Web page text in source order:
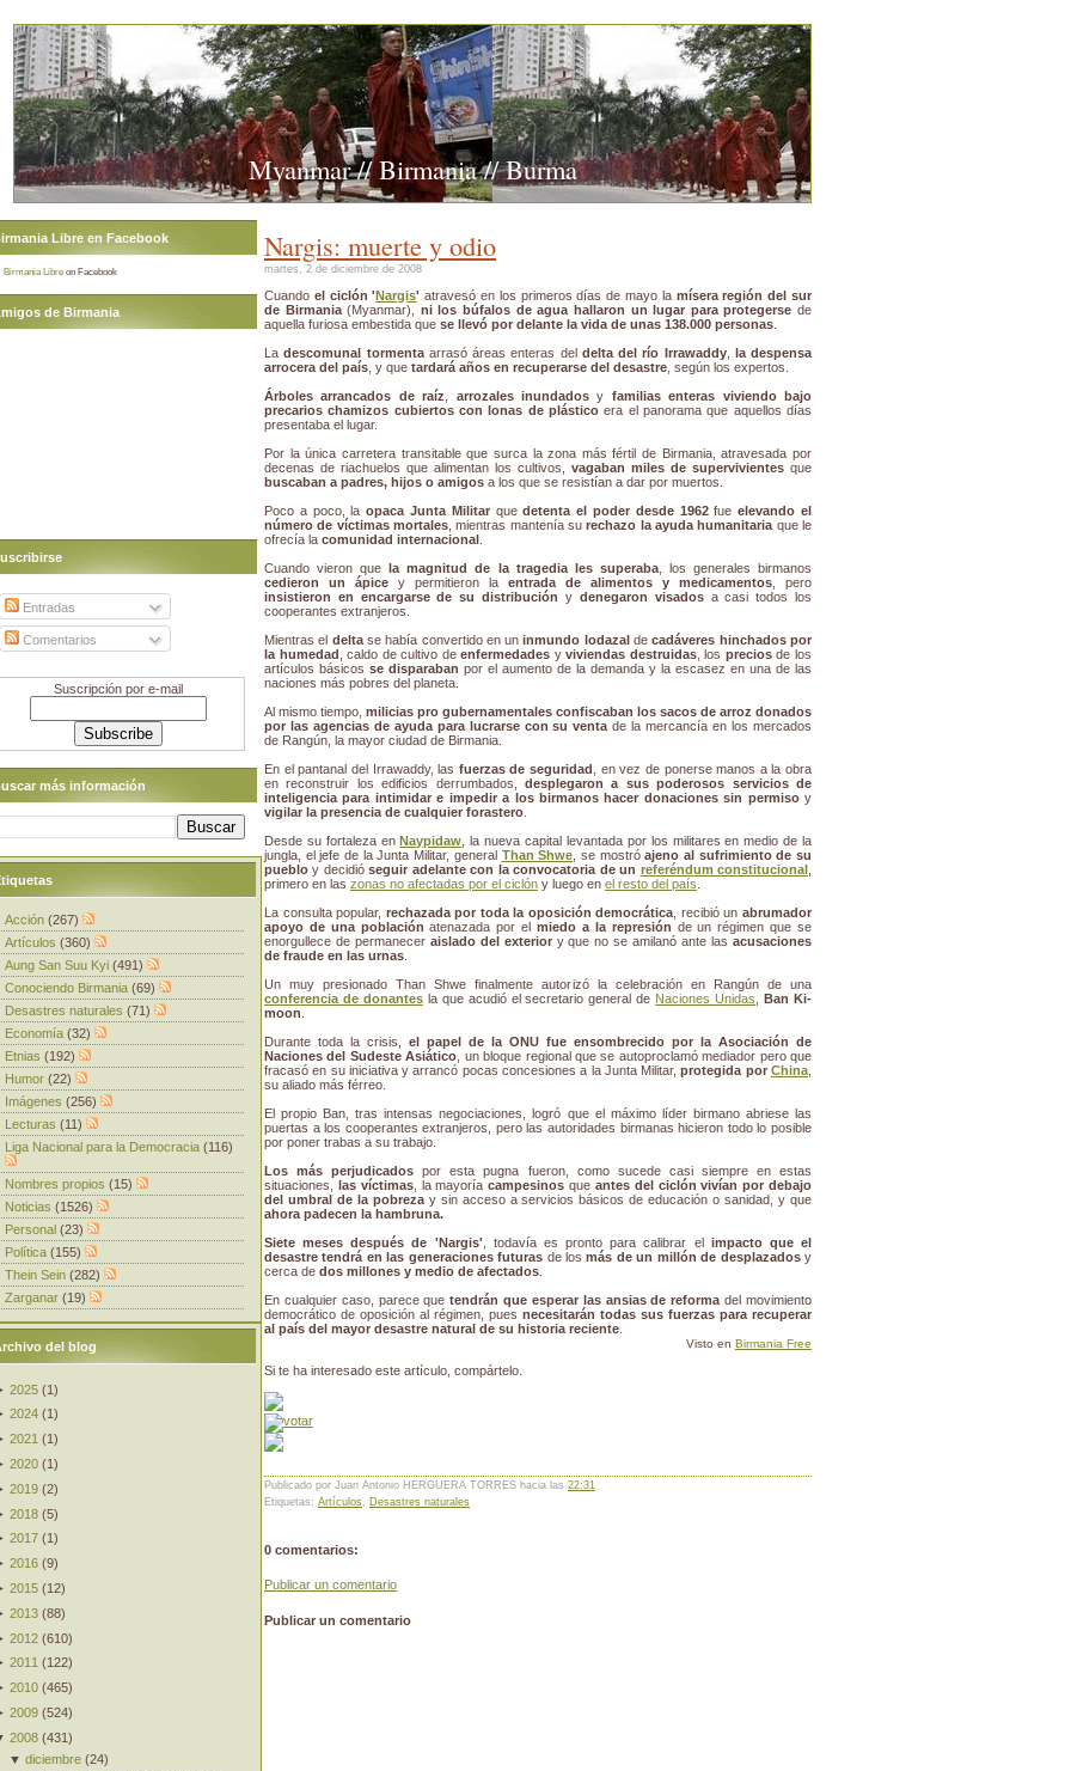
Myanmar // Birmania // Burma
Nargis: muerte y odio
martes, 2 de diciembre de 2008
Cuando el ciclón 'Nargis' atravesó en los primeros días de mayo la mísera región del sur
de Birmania(Myanmar), ni los búfalos de agua hallaron un lugar para protegerse de
aquella furiosa embestida que se llevó por delante la vida de unas 138.000 personas
Ladescomunal tormentaarrasó áreas enteras del delta del río Irrawaddy, la despensa
arrocera del país , y que tardará años en recuperarse del desastre , según los expertos.
Árboles arrancados de raíz
arrozales inundados y familias enteras viviendo bajo
precarios chamizos cubiertos con lonas de plástico era el panorama que aquellos días
presentaba el lugar.
Por la única carretera transitable que surca la zona más fértil de Birmania, atravesada por
decenas de riachuelos que alimentan los cultivos, vagaban miles de supervivientes que
buscaban a padres, hijos o amigos a los que se resistían a dar por muertos.
Poco a poco, laopaca Junta Militarquedetenta el poder desde 1962fueelevando el
número de víctimas mortales , mientras mantenía surechazo la ayuda humanitaria que le
ofrecía la comunidad internacional
Cuando vieron quela magnitud de la tragedia les superaba, los generales birmanos
cedieron un ápice y permitieron la entrada de alimentos y medicamentos , pero
insistieron en encargarse de su distribución y denegaron visadosa casi todos los
cooperantes extranjeros.
Mientras el deltase había convertido en uninmundo lodazaldecadáveres hinchados por
la humedad , caldo de cultivo deenfermedades yviviendas destruidas, los preciosde los
artículos básicos se disparaban por el aumento de la demanda y la escasez en una de las
naciones más pobres del planeta.
Al mismo tiempo, milicias pro gubernamentales confiscaban los sacos de arroz donados
por las agencias de ayuda para lucrarse con su venta de la mercancía en los mercados
de Rangún, la mayor ciudad de Birmania.
En el pantanal del Irrawaddy, las fuerzas de seguridad , en vez de ponerse manos a la obra
en reconstruir los edificios derrumbados, desplegaron a sus poderosos servicios de
inteligencia para intimidar e impedir a los birmanos hacer donaciones sin permisoy
vigilar la presencia de cualquier forastero
Desde su fortaleza enNaypidaw , la nueva capital levantada por los militares en medio de la
jungla, el jefe de la Junta Militar, general Than Shwe , se mostróajeno al sufrimiento de su
pueblo y decidióseguir adelante con la convocatoria de un referéndum constitucional
primero en las zonas no afectadas por el ciclón y luego en el resto del país
La consulta popular, rechazada por toda la oposición democrática , recibió unabrumador
apoyo de una población atenazada por elmiedo a la represión de un régimen que se
enorgullece de permanecer aislado del exteriory que no se amilanó ante lasacusaciones
de fraude en las urnas
Un muy presionado Than Shwe finalmente autorizó la celebración en Rangún de una
conferencia de donantesla que acudió el secretario general de Naciones Unidas ,Ban Ki-
moon
Durante toda la crisis, el papel de la ONU fue ensombrecido por la Asociación de
Naciones del Sudeste Asiático , un bloque regional que se autoproclamó mediador pero que
fracasó en su iniciativa y arrancó pocas concesiones a la Junta Militar,protegida porChina
su aliado más férreo.
El propio Ban, tras intensas negociaciones, logró que el máximo líder birmano abriese las
puertas a los cooperantes extranjeros, pero las autoridades birmanas hicieron todo lo posible
por poner trabas a su trabajo.
Los más perjudicados por esta pugna fueron, como sucede casi siempre en estas
situaciones, las víctimas, la mayoríacampesinos que antes del ciclón vivían por debajo
del umbral de la pobrezay sin acceso a servicios básicos de educación o sanidad, y que
ahora padecen la hambruna.
Siete meses después de 'Nargis' , todavía es pronto para calibrar el impacto que el
desastre tendrá en las generaciones futuras de losmás de un millón de desplazadosy
cerca de dos millones y medio de afectados
En cualquier caso, parece quetendrán que esperar las ansias de reforma del movimiento
democrático de oposición al régimen, pues necesitarán todas sus fuerzas para recuperar
al país del mayor desastre natural de su historia reciente
Visto en Birmania Free
Si te ha interesado este artículo, compártelo.
Publicado por Juan Antonio HERGUERA TORRES hacia las 22:31
Etiquetas: Artículos, Desastres naturales
0 comentarios:
Publicar un comentario
Publicar un comentario
Libre en Facebook
Birmania Libre on Facebook
de Birmania
Entradas
Comentarios
Suscripción por e-mail
más información
Acción (267)
Artículos (360)
Aung San Suu Kyi (491)
Conociendo Birmania (69)
Desastres naturales (71)
Economía (32)
Etnias (192)
Humor (22)
Imágenes (256)
Lecturas (11)
Liga Nacional para la Democracia (116)
Nombres propios (15)
Noticias (1526)
Personal (23)
Política (155)
Thein Sein (282)
Zarganar (19)
del blog
2025 (1)
2024 (1 )
2021 (1)
2020 (1)
2019 (2)
2018 (5)
2017 (1 )
2016 (9)
2015 (12)
2013 (88)
2012 (610)
2011 (122)
2010 (465)
2009 (524)
2008 (431)
▼diciembre (24)